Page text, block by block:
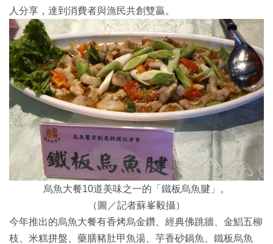
人分享，達到消費者與漁民共創雙贏。
烏魚大餐10道美味之一的「鐵板烏魚腱」。
（圖／記者蘇峯毅攝）
今年推出的烏魚大餐有香烤烏金鑽、經典佛跳牆、金鯧五柳
枝、米糕拼盤、藥膳豬肚甲魚湯、芋香砂鍋魚、鐵板烏魚